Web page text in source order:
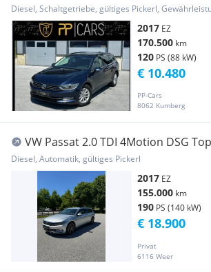
Massa...
Diesel, Schaltgetriebe, gültiges Pickerl,
2017 EZ
170.500 km
120 PS (88 kW)
PP-Cars
8062 Kumberg
€ 10.480
VW Passat 2.0 TDI 4Motion DSG Top
Ausstattung
Diesel, Automatik, gültiges Pickerl
2017 EZ
155.000 km
190 PS (140 kW)
Privat
6116 Weer
€ 18.900